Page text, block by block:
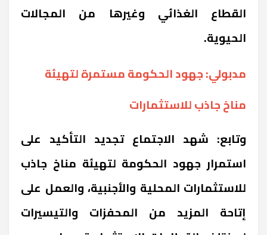
القطاع الغذائي وغيرها من المجالات
الحيوية.
مدبولي: جهود الحكومة مستمرة لتهيئة
مناخ جاذب للاستثمارات
وتابع: شهد الاجتماع تجديد التأكيد على
استمرار جهود الحكومة لتهيئة مناخ جاذب
للاستثمارات المحلية والأجنبية، والعمل على
إتاحة المزيد من المحفزات والتيسيرات